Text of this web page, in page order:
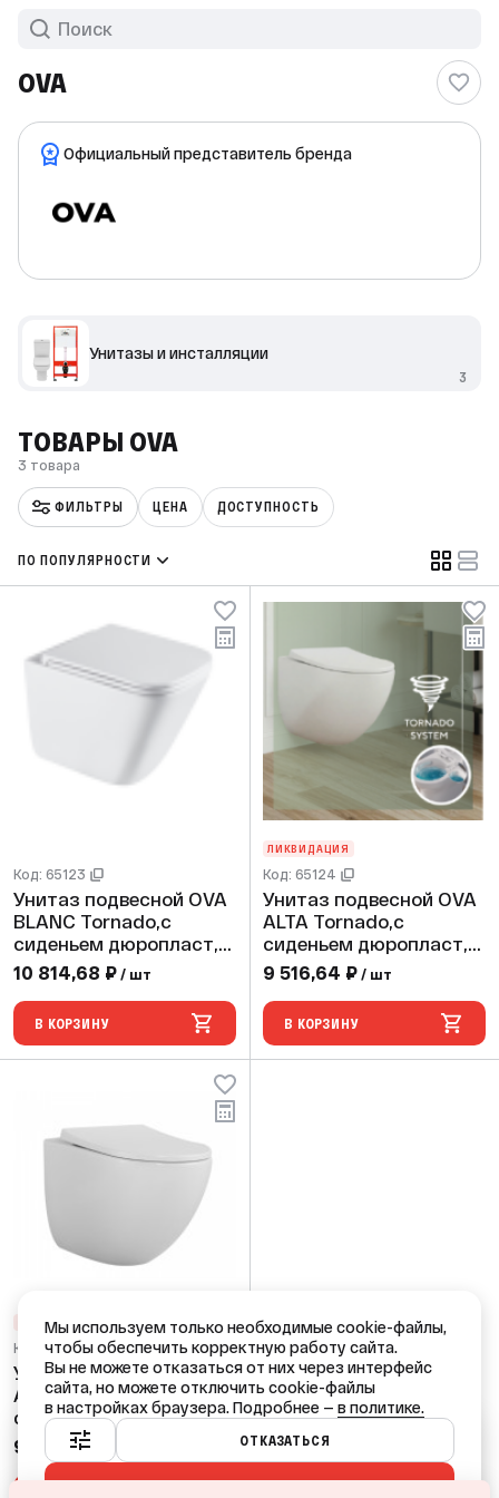
OVA
Официальный представитель бренда
Унитазы и инсталляции
3
ТОВАРЫ OVA
3 товара
ФИЛЬТРЫ ЦЕНА ДОСТУПНОСТЬ
ПО ПОПУЛЯРНОСТИ
Код: 65123
Унитаз подвесной OVA
BLANC Tornado,с
сиденьем дюропласт,
белый 490*340*385 L
10 814,68 ₽ / шт
В КОРЗИНУ
ЛИКВИДАЦИЯ
Код: 65124
Унитаз подвесной OVA
ALTA Tornado,с
сиденьем дюропласт,
белый 500*360*380 L
9 516,64 ₽ / шт
В КОРЗИНУ
ЛИКВИДАЦИЯ
Код: 59593
Унитаз подвесной OVA
ALTA Tornado,с
сиденьем дюропласт,
закрытый белый
495*405*405 SG
9 516,64 ₽
Ваш город — Краснодар?
Мы используем только необходимые cookie-файлы,
чтобы обеспечить корректную работу сайта.
Вы не можете отказаться от них через интерфейс
сайта, но можете отключить cookie-файлы
в настройках браузера. Подробнее — в политике.
ОТКАЗАТЬСЯ
ПРИНЯТЬ ВСЕ